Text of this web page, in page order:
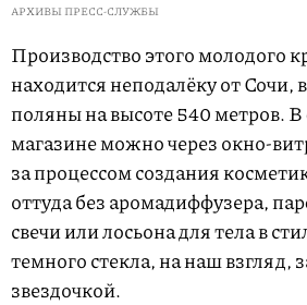
АРХИВЫ ПРЕСС-СЛУЖБЫ
Производство этого молодого
находится неподалёку от Сочи,
поляны на высоте 540 метров.
магазине можно через окно-
за процессом создания
оттуда без аромадиффузера,
свечи или лосьона для тела в
темного стекла, на наш взгляд,
звездочкой.